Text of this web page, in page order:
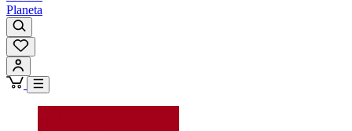
Planeta